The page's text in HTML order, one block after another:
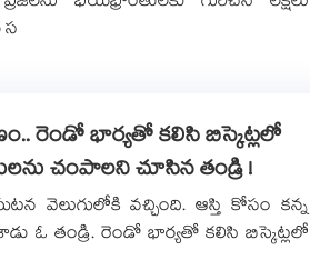
స
రెండో భార్యతో కలిసి బిస్కెట్లలో
చంపాలని చూసిన తండ్రి !
వెలుగులోకి వచ్చింది. ఆస్తి కోసం కన్న
ఓ తండ్రి. రెండో భార్యతో కలిసి బిస్కెట్లలో